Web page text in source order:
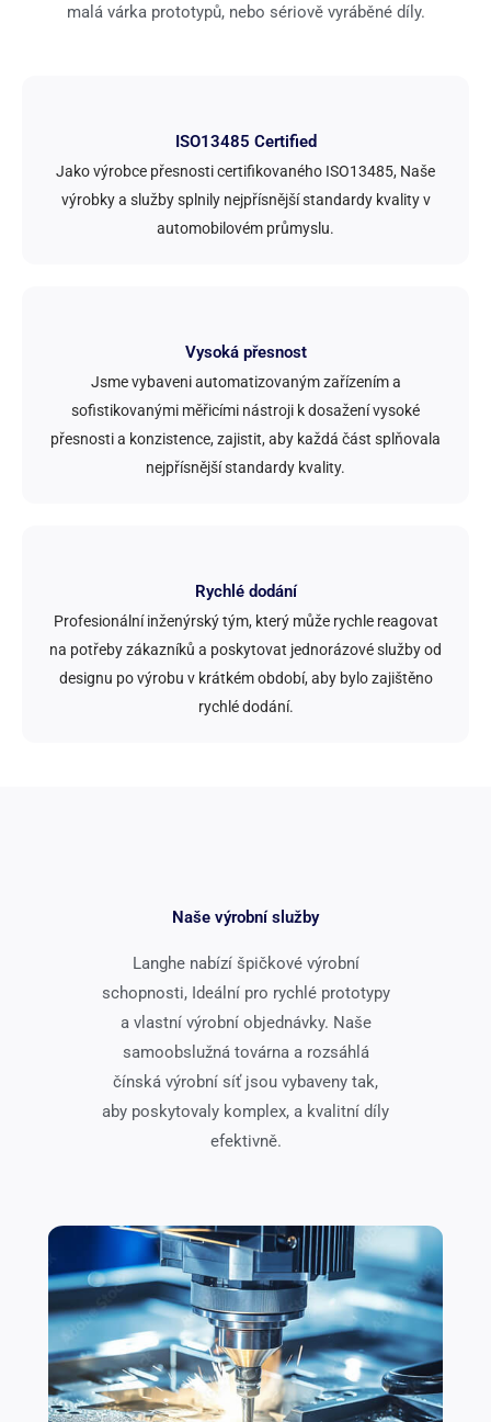
malá várka prototypů, nebo sériově vyráběné díly.
ISO13485 Certified
Jako výrobce přesnosti certifikovaného ISO13485, Naše
výrobky a služby splnily nejpřísnější standardy kvality v
automobilovém průmyslu.
Vysoká přesnost
Jsme vybaveni automatizovaným zařízením a
sofistikovanými měřicími nástroji k dosažení vysoké
přesnosti a konzistence, zajistit, aby každá část splňovala
nejpřísnější standardy kvality.
Rychlé dodání
Profesionální inženýrský tým, který může rychle reagovat
na potřeby zákazníků a poskytovat jednorázové služby od
designu po výrobu v krátkém období, aby bylo zajištěno
rychlé dodání.
Naše výrobní služby
Langhe nabízí špičkové výrobní
schopnosti, Ideální pro rychlé prototypy
a vlastní výrobní objednávky. Naše
samoobslužná továrna a rozsáhlá
čínská výrobní síť jsou vybaveny tak,
aby poskytovaly komplex, a kvalitní díly
efektivně.